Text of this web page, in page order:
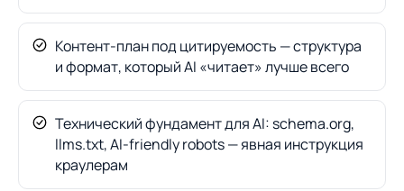
Контент-план под цитируемость — структура
и формат, который AI «читает» лучше всего
Технический фундамент для AI: schema.org,
llms.txt, AI-friendly robots — явная инструкция
краулерам